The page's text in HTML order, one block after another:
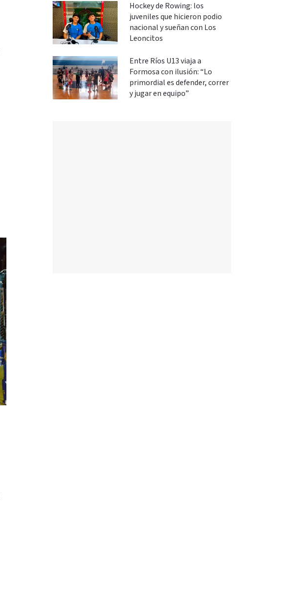
Hockey de Rowing: los
juveniles que hicieron podio
nacional y sueñan con Los
Leoncitos
Entre Ríos U13 viaja a
Formosa con ilusión: “Lo
primordial es defender, correr
y jugar en equipo”